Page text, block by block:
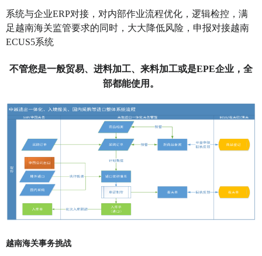
系统与企业ERP对接，对内部作业流程优化，逻辑检控，满
足越南海关监管要求的同时，大大降低风险， 申报对接越南
ECUS5系统
不管您是一般贸易、进料加工、来料加工或是EPE企业，全
部都能使用。
越南海关事务挑战